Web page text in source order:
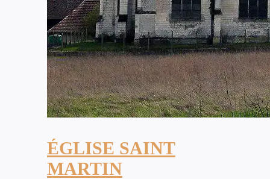
ÉGLISE SAINT
MARTIN